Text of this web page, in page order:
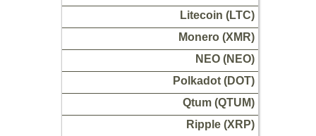
Litecoin (LTC)
Monero (XMR)
NEO (NEO)
Polkadot (DOT)
Qtum (QTUM)
Ripple (XRP)